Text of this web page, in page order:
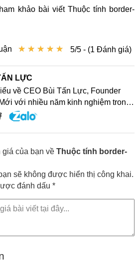
khảo bài viết Thuộc tính border-
★ ★ ★ ★ ★
★ ★ ★ ★ ★ 5/5 - (1 Đánh giá)
LỰC
về CEO Bùi Tấn Lực, Founder
với nhiều năm kinh nghiệm trong
phát triển website, SEO và chia sẻ
của bạn về Thuộc tính border-
sẽ không được hiển thị công khai.
đánh dấu *